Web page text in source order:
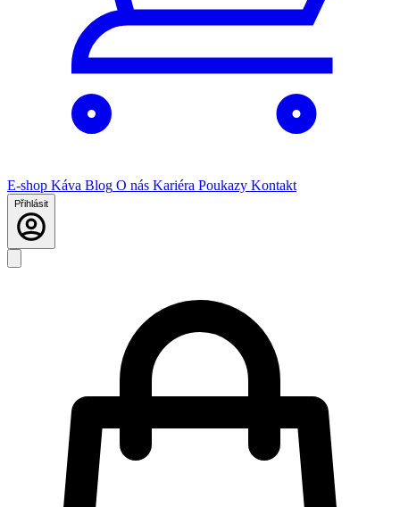
E-shop Káva Blog O nás Kariéra Poukazy Kontakt
Přihlásit